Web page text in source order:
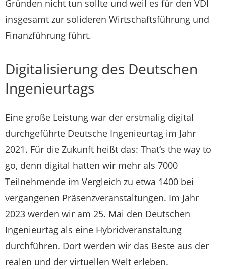
Gründen nicht tun sollte und weil es für den VDI
insgesamt zur solideren Wirtschaftsführung und
Finanzführung führt.
Digitalisierung des Deutschen
Ingenieurtags
Eine große Leistung war der erstmalig digital
durchgeführte Deutsche Ingenieurtag im Jahr
2021. Für die Zukunft heißt das: That‘s the way to
go, denn digital hatten wir mehr als 7000
Teilnehmende im Vergleich zu etwa 1400 bei
vergangenen Präsenzveranstaltungen. Im Jahr
2023 werden wir am 25. Mai den Deutschen
Ingenieurtag als eine Hybridveranstaltung
durchführen. Dort werden wir das Beste aus der
realen und der virtuellen Welt erleben.